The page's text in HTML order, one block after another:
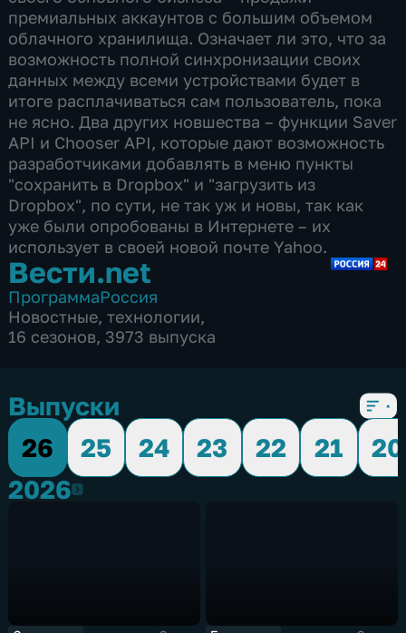
Вести.net
ПрограммаРоссия
Новостные,технологии,
16 сезонов, 3973 выпуска
Выпуски
26
25 24 23 22 21
20
20262026